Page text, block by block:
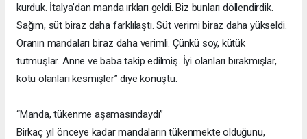
kurduk. İtalya’dan manda ırkları geldi. Biz bunları döllendirdik.
Sağım, süt biraz daha farklılaştı. Süt verimi biraz daha yükseldi.
Oranın mandaları biraz daha verimli. Çünkü soy, kütük
tutmuşlar. Anne ve baba takip edilmiş. İyi olanları bırakmışlar,
kötü olanları kesmişler” diye konuştu.
“Manda, tükenme aşamasındaydı”
Birkaç yıl önceye kadar mandaların tükenmekte olduğunu,